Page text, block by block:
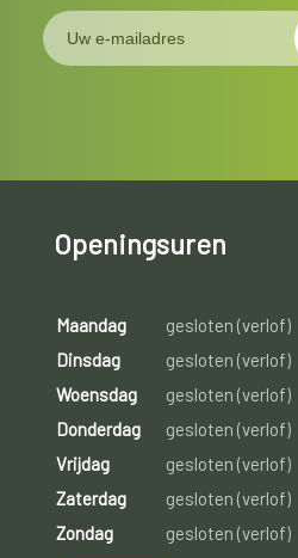
Openingsuren
Maandag
gesloten (verlof)
Dinsdag
gesloten (verlof)
Woensdag
gesloten (verlof)
Donderdag
gesloten (verlof)
Vrijdag
gesloten (verlof)
Zaterdag
gesloten (verlof)
Zondag
gesloten (verlof)